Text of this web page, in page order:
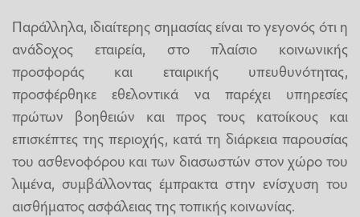
Παράλληλα, ιδιαίτερης σημασίας είναι το γεγονός ότι η
ανάδοχος εταιρεία, στο πλαίσιο κοινωνικής
προσφοράς και εταιρικής υπευθυνότητας,
προσφέρθηκε εθελοντικά να παρέχει υπηρεσίες
πρώτων βοηθειών και προς τους κατοίκους και
επισκέπτες της περιοχής, κατά τη διάρκεια παρουσίας
του ασθενοφόρου και των διασωστών στον χώρο του
λιμένα, συμβάλλοντας έμπρακτα στην ενίσχυση του
αισθήματος ασφάλειας της τοπικής κοινωνίας.